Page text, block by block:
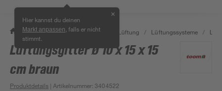
Hier kannst du deinen
Markt anpassen , falls er nicht
stimmt.
✕
/ Bauen & Renovieren / Klima & Lüftung / Lüftungssysteme /
Lüftungsgitter Ø 10 x 15 x 15
cm braun
Produktdetails | Artikelnummer:3404522